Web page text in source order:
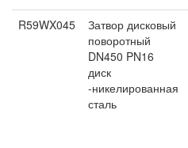
R59WX045
Затвор дисковый
поворотный
DN450 PN16
диск
-никелированная
сталь